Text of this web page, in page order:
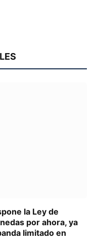
la Ley de
por ahora, ya
limitado en